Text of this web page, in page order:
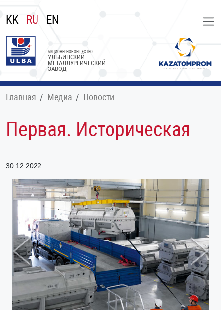
KK RU EN
УЛЬБИНСКИЙ
МЕТАЛЛУРГИЧЕСКИЙ
ЗАВОД
АКЦИОНЕРНОЕ ОБЩЕСТВО
Главная Медиа Новости
Первая. Историческая
30.12.2022
Previous Next